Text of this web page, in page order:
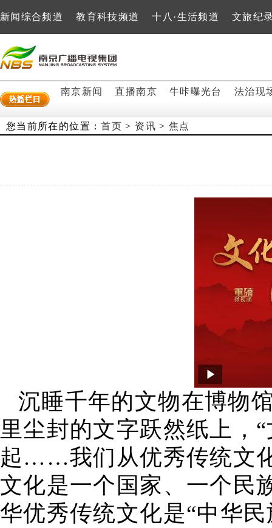
新闻综合频道 教育科技频道 十八·生活频道 文旅纪
南京新闻 直播南京 牛咔曝光台 法治现
您当前所在的位置：首页 > 资讯 >焦点
沉睡千年的文物在博物
里尘封的文字跃然纸上，
起……我们从优秀传统文
文化是一个国家、一个民
华优秀传统文化是“中华